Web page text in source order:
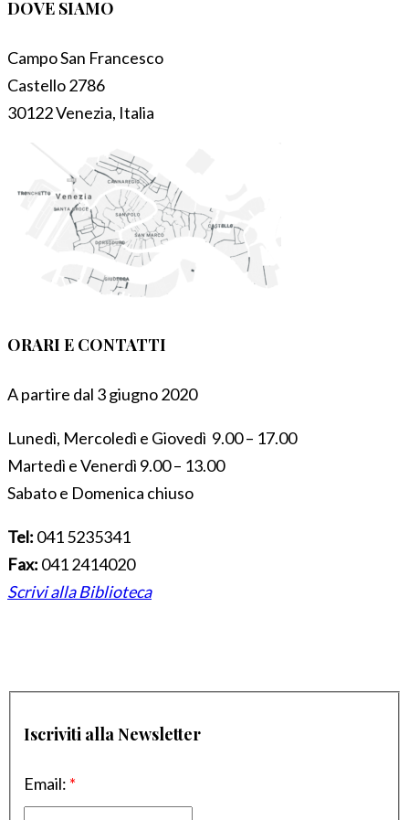
DOVE SIAMO
Campo San Francesco
Castello 2786
30122 Venezia, Italia
ORARI E CONTATTI
A partire dal 3 giugno 2020
Lunedì, Mercoledì e Giovedì 9.00 – 17.00
Martedì e Venerdì 9.00 – 13.00
Sabato e Domenica chiuso
Tel: 041 5235341
Fax: 041 2414020
Scrivi alla Biblioteca
Iscriviti alla Newsletter
Email: *